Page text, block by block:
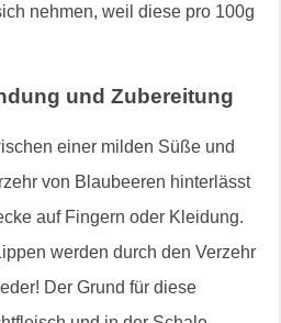
nehmen, weil diese pro 100g
und Zubereitung
einer milden Süße und
von Blaubeeren hinterlässt
auf Fingern oder Kleidung.
werden durch den Verzehr
Der Grund für diese